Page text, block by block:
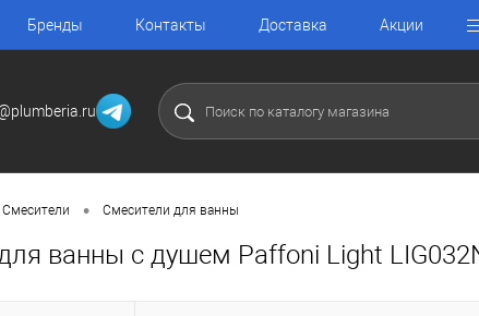
Бренды Контакты Доставка Акции
Смесители • Смесители для ванны
ванны с душем Paffoni Light